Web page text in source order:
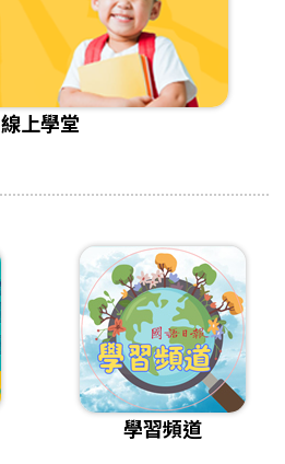
線上學堂
學習頻道